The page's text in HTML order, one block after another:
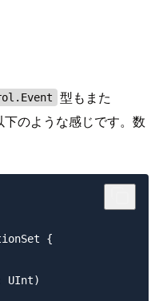
型もまた
のような感じです。数
{
UInt)